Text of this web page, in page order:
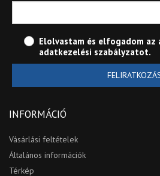
Elolvastam és elfogadom az
adatkezelési szabályzatot.
INFORMÁCIÓ
Vásárlási feltételek
Általános információk
Térkép